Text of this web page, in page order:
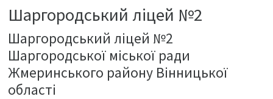
Шаргородський ліцей №2
Шаргородський ліцей №2
Шаргородської міської ради
Жмеринського району Вінницької
області